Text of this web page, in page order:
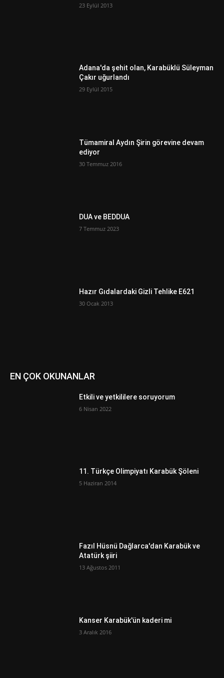
23 Eylül 2013
Adana'da şehit olan, Karabüklü Süleyman
Çakır uğurlandı
29 Eylül 2015
Tümamiral Aydın Şirin görevine devam
ediyor
30 Temmuz 2016
DUA ve BEDDUA
7 Temmuz 2023
Hazır Gıdalardaki Gizli Tehlike E621
30 Ocak 2013
EN ÇOK OKUNANLAR
Etkili ve yetkililere soruyorum
6 Nisan 2022
11. Türkçe Olimpiyatı Karabük Şöleni
5 Haziran 2014
Fazıl Hüsnü Dağlarca'dan Karabük ve
Atatürk şiiri
13 Ağustos 2011
Kanser Karabük'ün kaderi mi
3 Aralık 2016